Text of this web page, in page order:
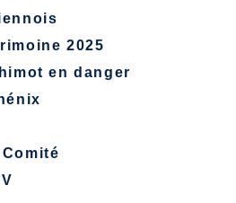
2025
en danger